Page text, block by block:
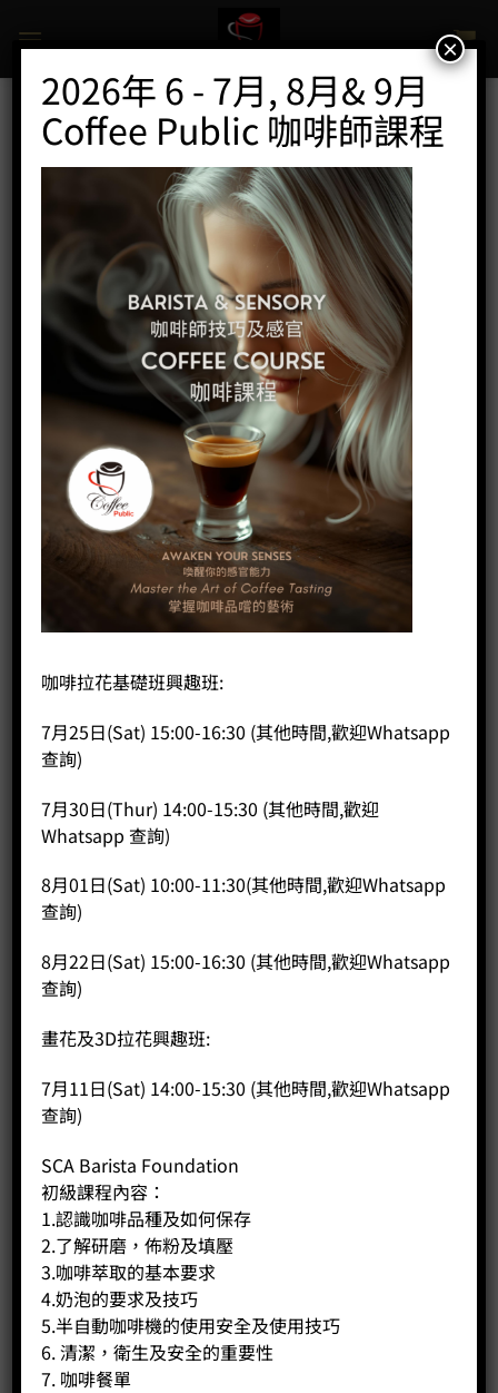
/ WPM咖啡系列 / 家用咖啡機
KD-135B 單加熱塊意式咖啡機
- +
BUY NOW
2026年 6 - 7月, 8月& 9月
Coffee Public 咖啡師課程
咖啡拉花基礎班興趣班:
7月25日(Sat) 15:00-16:30 (其他時間,歡迎Whatsapp
查詢)
7月30日(Thur) 14:00-15:30 (其他時間,歡迎
Whatsapp 查詢)
8月01日(Sat) 10:00-11:30(其他時間,歡迎Whatsapp
查詢)
8月22日(Sat) 15:00-16:30 (其他時間,歡迎Whatsapp
查詢)
畫花及3D拉花興趣班:
7月11日(Sat) 14:00-15:30 (其他時間,歡迎Whatsapp
查詢)
SCA Barista Foundation
初級課程內容：
1.認識咖啡品種及如何保存
2.了解研磨，佈粉及填壓
3.咖啡萃取的基本要求
4.奶泡的要求及技巧
5.半自動咖啡機的使用安全及使用技巧
6. 清潔，衛生及安全的重要性
7. 咖啡餐單
×